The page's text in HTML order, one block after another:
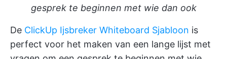
gesprek te beginnen met wie dan ook
De ClickUp Ijsbreker Whiteboard Sjabloon is
perfect voor het maken van een lange lijst met